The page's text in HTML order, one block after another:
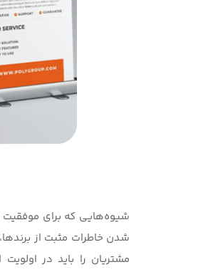
شیوه‌هایی که برای موفقیت
شدن خاطرات مثبت از
مشتریان را باید در